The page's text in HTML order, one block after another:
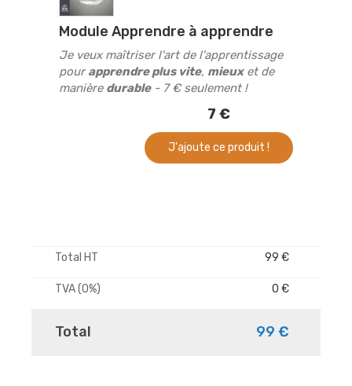
Module Apprendre à apprendre
Je veux maîtriser l'art de l'apprentissage
pourapprendre plus vite, mieuxet de
manière durable- 7 € seulement !
7 €
J'ajoute ce produit !
Total HT 99 €
TVA (0%) 0 €
Total 99 €